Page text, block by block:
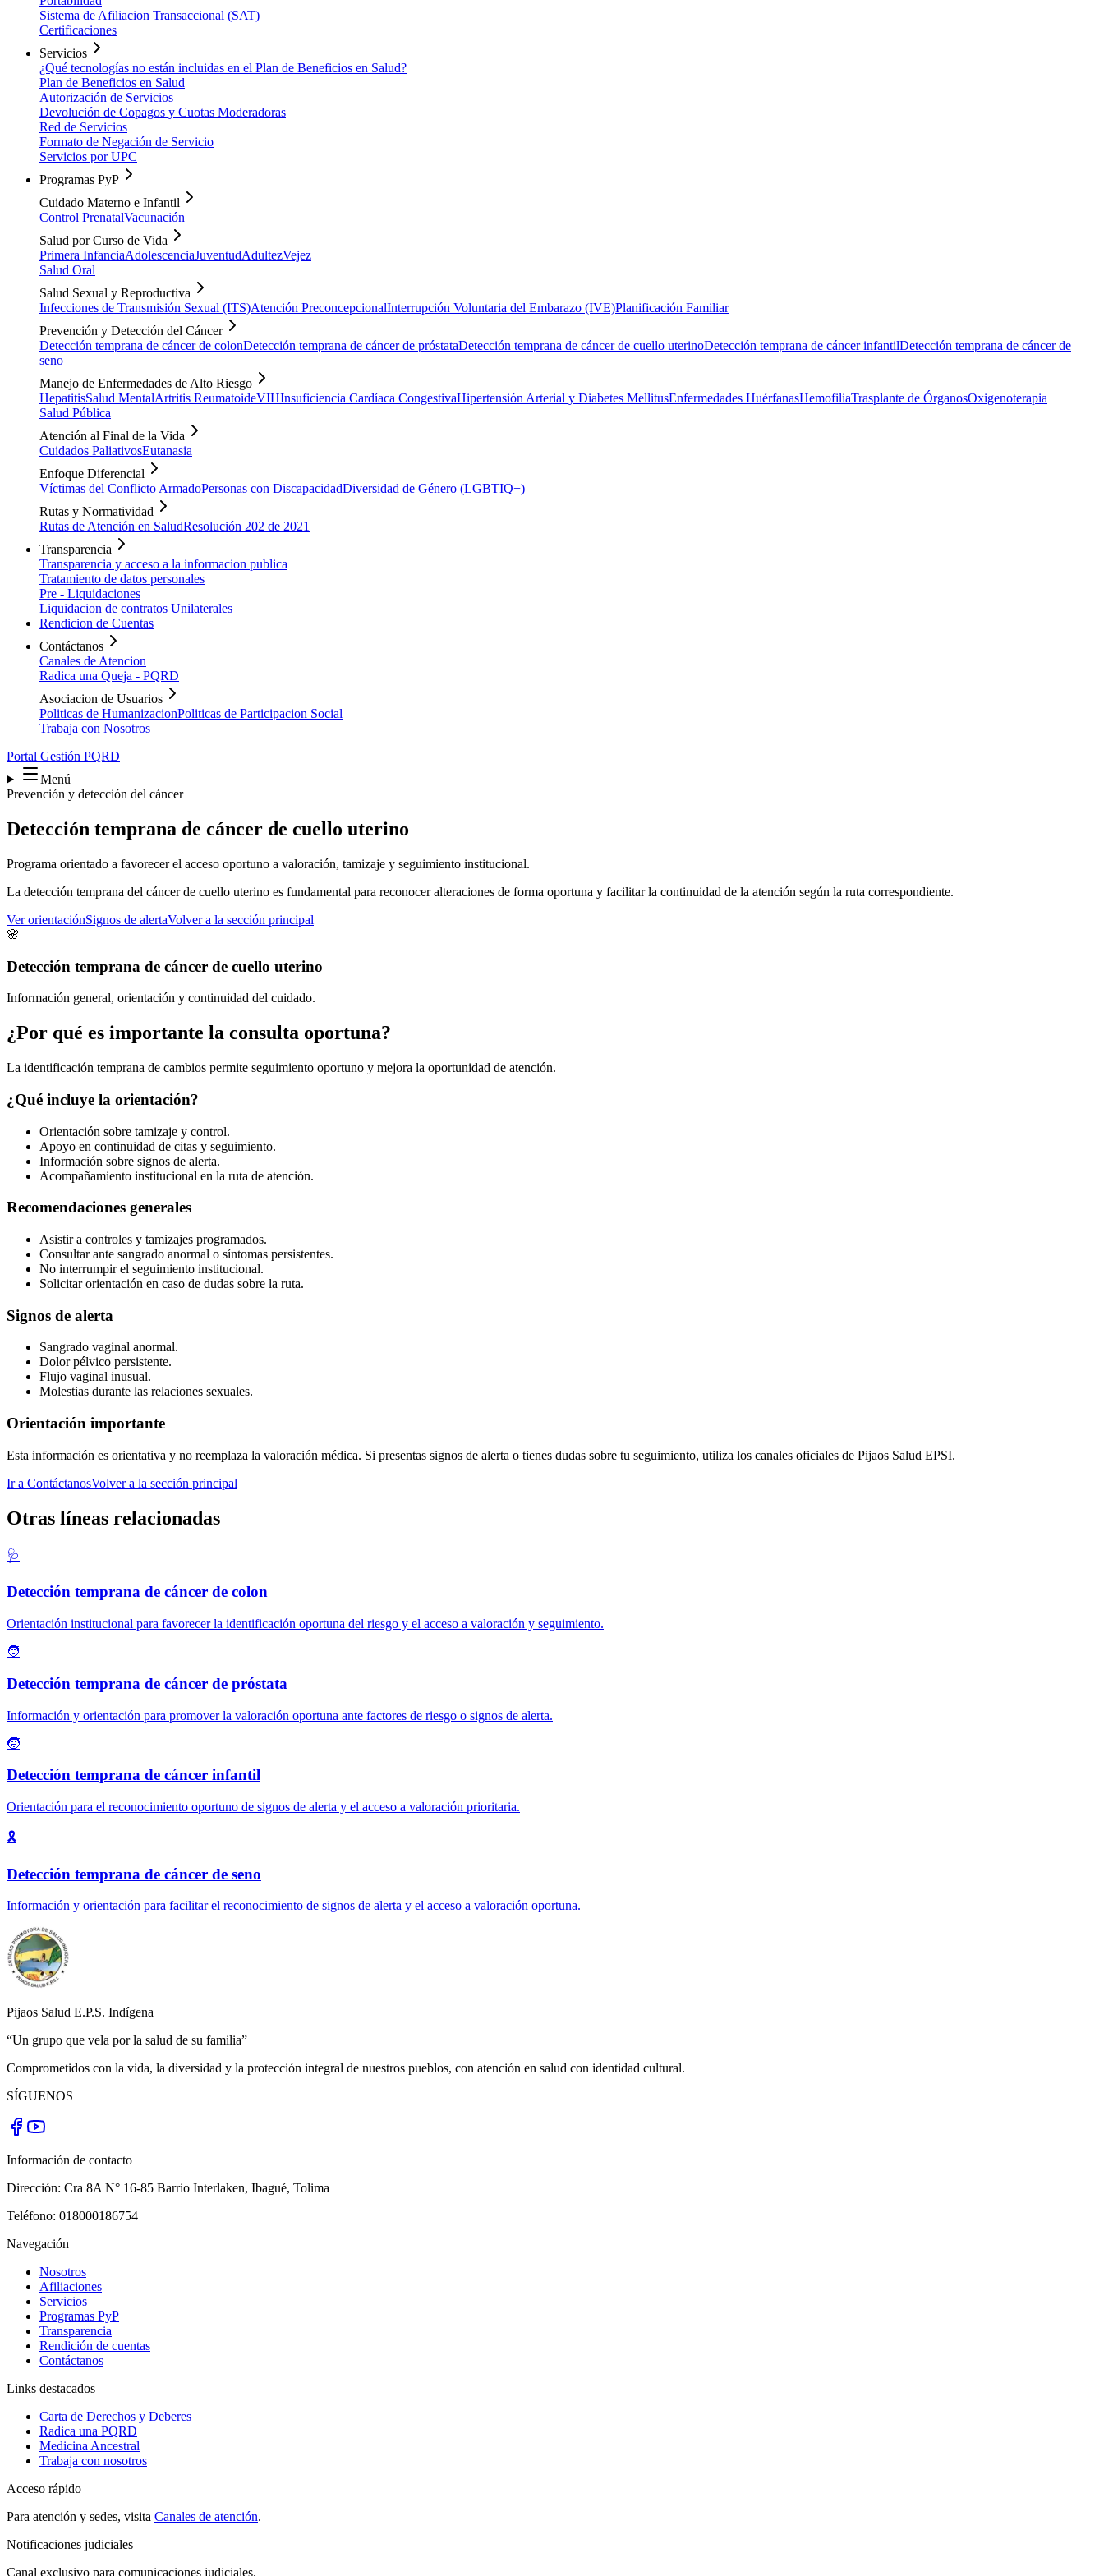
Sistema de Afiliacion Transaccional (SAT)
Certificaciones
Servicios
¿Qué tecnologías no están incluidas en el Plan de Beneficios en Salud?
Plan de Beneficios en Salud
Autorización de Servicios
Devolución de Copagos y Cuotas Moderadoras
Red de Servicios
Formato de Negación de Servicio
Servicios por UPC
Programas PyP
Cuidado Materno e Infantil
Control PrenatalVacunación
Salud por Curso de Vida
Primera InfanciaAdolescenciaJuventudAdultezVejez
Salud Oral
Salud Sexual y Reproductiva
Infecciones de Transmisión Sexual (ITS)Atención PreconcepcionalInterrupción Voluntaria del Embarazo (IVE)Planificación Familiar
Prevención y Detección del Cáncer
Detección temprana de cáncer de colonDetección temprana de cáncer de próstataDetección temprana de cáncer de cuello uterinoDetección temprana de cáncer infantilDetección temprana de cáncer de
seno
Manejo de Enfermedades de Alto Riesgo
HepatitisSalud MentalArtritis ReumatoideVIHInsuficiencia Cardíaca CongestivaHipertensión Arterial y Diabetes MellitusEnfermedades HuérfanasHemofiliaTrasplante de ÓrganosOxigenoterapia
Salud Pública
Atención al Final de la Vida
Cuidados PaliativosEutanasia
Enfoque Diferencial
Víctimas del Conflicto ArmadoPersonas con DiscapacidadDiversidad de Género (LGBTIQ+)
Rutas y Normatividad
Rutas de Atención en SaludResolución 202 de 2021
Transparencia
Transparencia y acceso a la informacion publica
Tratamiento de datos personales
Pre - Liquidaciones
Liquidacion de contratos Unilaterales
Rendicion de Cuentas
Contáctanos
Canales de Atencion
Radica una Queja - PQRD
Asociacion de Usuarios
Politicas de HumanizacionPoliticas de Participacion Social
Trabaja con Nosotros
Portal Gestión PQRD
Menú
Prevención y detección del cáncer
Detección temprana de cáncer de cuello uterino
Programa orientado a favorecer el acceso oportuno a valoración, tamizaje y seguimiento institucional.
La detección temprana del cáncer de cuello uterino es fundamental para reconocer alteraciones de forma oportuna y facilitar la continuidad de la atención según la ruta correspondiente.
Ver orientaciónSignos de alertaVolver a la sección principal
🌸
Detección temprana de cáncer de cuello uterino
Información general, orientación y continuidad del cuidado.
¿Por qué es importante la consulta oportuna?
La identificación temprana de cambios permite seguimiento oportuno y mejora la oportunidad de atención.
¿Qué incluye la orientación?
Orientación sobre tamizaje y control.
Apoyo en continuidad de citas y seguimiento.
Información sobre signos de alerta.
Acompañamiento institucional en la ruta de atención.
Recomendaciones generales
Asistir a controles y tamizajes programados.
Consultar ante sangrado anormal o síntomas persistentes.
No interrumpir el seguimiento institucional.
Solicitar orientación en caso de dudas sobre la ruta.
Signos de alerta
Sangrado vaginal anormal.
Dolor pélvico persistente.
Flujo vaginal inusual.
Molestias durante las relaciones sexuales.
Orientación importante
Esta información es orientativa y no reemplaza la valoración médica. Si presentas signos de alerta o tienes dudas sobre tu seguimiento, utiliza los canales oficiales de Pijaos Salud EPSI.
Ir a ContáctanosVolver a la sección principal
Otras líneas relacionadas
🩺
Detección temprana de cáncer de colon
Orientación institucional para favorecer la identificación oportuna del riesgo y el acceso a valoración y seguimiento.
🧑
Detección temprana de cáncer de próstata
Información y orientación para promover la valoración oportuna ante factores de riesgo o signos de alerta.
🧒
Detección temprana de cáncer infantil
Orientación para el reconocimiento oportuno de signos de alerta y el acceso a valoración prioritaria.
🎗️
Detección temprana de cáncer de seno
Información y orientación para facilitar el reconocimiento de signos de alerta y el acceso a valoración oportuna.
Pijaos Salud E.P.S. Indígena
“Un grupo que vela por la salud de su familia”
Comprometidos con la vida, la diversidad y la protección integral de nuestros pueblos, con atención en salud con identidad cultural.
SÍGUENOS
Información de contacto
Dirección: Cra 8A N° 16-85 Barrio Interlaken, Ibagué, Tolima
Teléfono: 018000186754
Navegación
Nosotros
Afiliaciones
Servicios
Programas PyP
Transparencia
Rendición de cuentas
Contáctanos
Links destacados
Carta de Derechos y Deberes
Radica una PQRD
Medicina Ancestral
Trabaja con nosotros
Acceso rápido
Para atención y sedes, visita Canales de atención.
Notificaciones judiciales
Canal exclusivo para comunicaciones judiciales.